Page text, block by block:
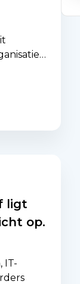
ligt
op.
IT-